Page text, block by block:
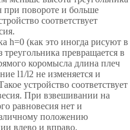
повороте и больше
соответствует
h=0 (как это иногда рисуют в
превращается в
коромысла длина плеч
l1/l2 не изменяется и
устройство соответствует
При взвешивании на
равновесия нет и
положению
влево и вправо.